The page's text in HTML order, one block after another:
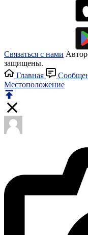
Связаться с нами
защищены.
Главная
Местоположение